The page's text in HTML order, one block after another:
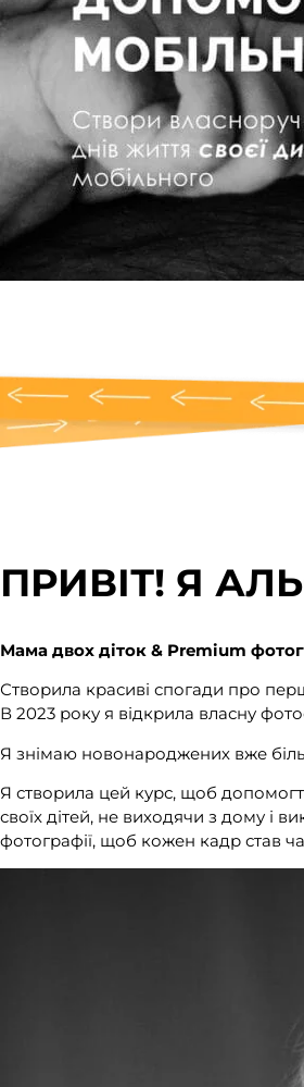
ПРИВІТ! Я
Мама двох діток & Premium
Створила красиві спогади про
В 2023 року я відкрила власну
Я знімаю новонароджених вже
Я створила цей курс, щоб
своїх дітей, не виходячи з дому і
фотографії, щоб кожен кадр став